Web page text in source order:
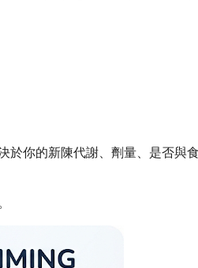
你的新陳代謝、劑量、是否與